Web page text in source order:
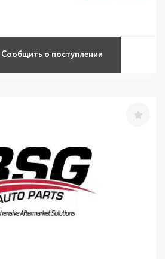
Сообщить о поступлении